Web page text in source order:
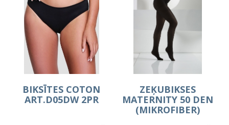
BIKSĪTES COTON
ART.D05DW 2PR
ZEĶUBIKSES
MATERNITY 50 DEN
(MIKROFIBER)